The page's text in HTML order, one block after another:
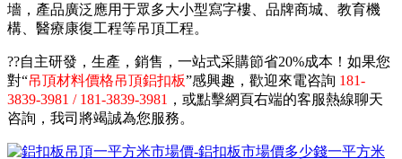
墻，產品廣泛應用于眾多大小型寫字樓、品牌商城、教育機
構、醫療康復工程等吊頂工程。
??自主研發，生產，銷售，一站式采購節省20%成本！如果您
對“吊頂材料價格吊頂鋁扣板”感興趣，歡迎來電咨詢 181-
3839-3981 / 181-3839-3981 ，或點擊網頁右端的客服熱線聊天
咨詢，我司將竭誠為您服務。